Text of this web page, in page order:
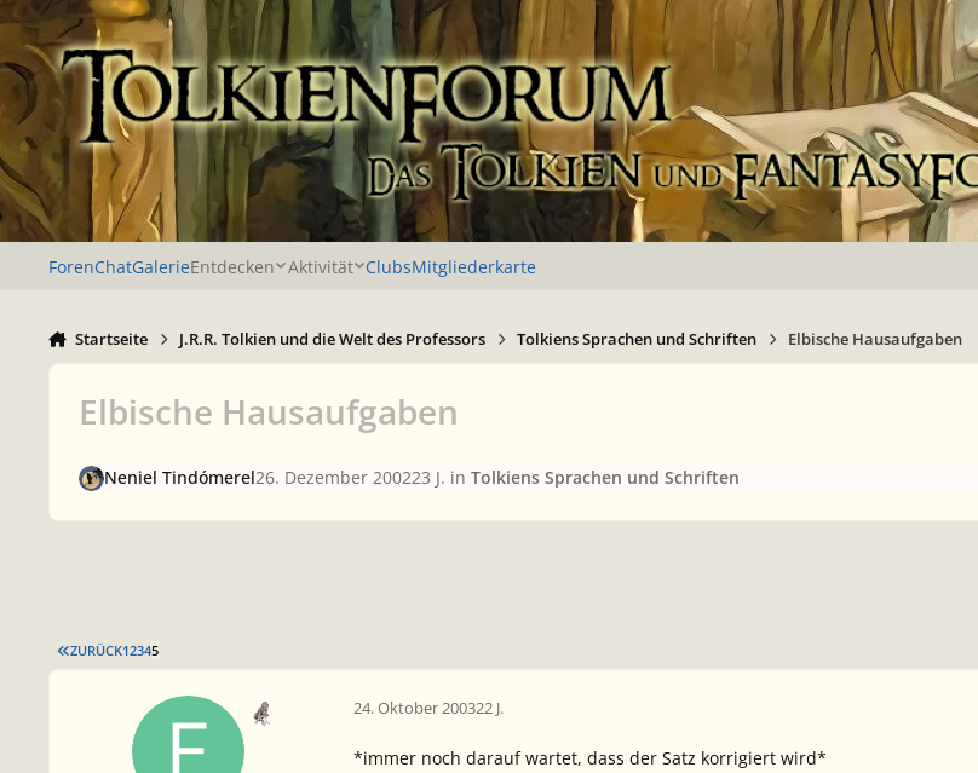
Zu Inhalt springen
ForenChatGalerieEntdecken Aktivität ClubsMitgliederkarte
Startseite J.R.R. Tolkien und die Welt des Professors Tolkiens Sprachen und Schriften Elbische Hausaufgaben
Elbische Hausaufgaben
Neniel Tindómerel26. Dezember 200223 J. in Tolkiens Sprachen und Schriften
ERSTE SEITE
ZURÜCK12345
24. Oktober 200322 J.
*immer noch darauf wartet, dass der Satz korrigiert wird*